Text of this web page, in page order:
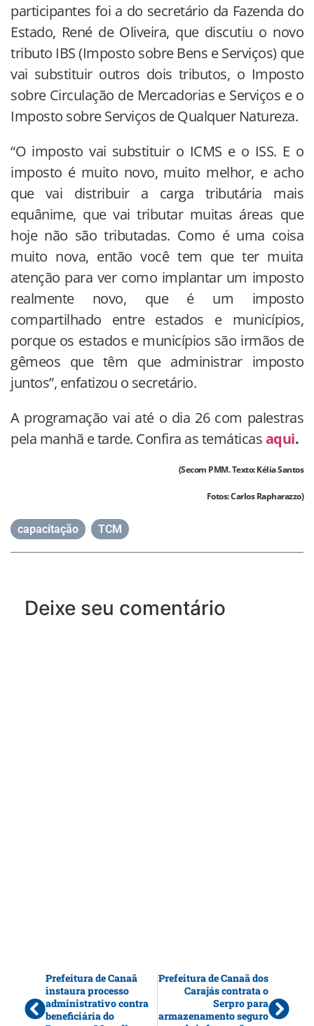
participantes foi a do secretário da Fazenda do
Estado, René de Oliveira, que discutiu o novo
tributo IBS (Imposto sobre Bens e Serviços) que
vai substituir outros dois tributos, o Imposto
sobre Circulação de Mercadorias e Serviços e o
Imposto sobre Serviços de Qualquer Natureza.
“O imposto vai substituir o ICMS e o ISS. E o
imposto é muito novo, muito melhor, e acho
que vai distribuir a carga tributária mais
equânime, que vai tributar muitas áreas que
hoje não são tributadas. Como é uma coisa
muito nova, então você tem que ter muita
atenção para ver como implantar um imposto
realmente novo, que é um imposto
compartilhado entre estados e municípios,
porque os estados e municípios são irmãos de
gêmeos que têm que administrar imposto
juntos”, enfatizou o secretário.
A programação vai até o dia 26 com palestras
pela manhã e tarde. Confira as temáticasaqui.
(Secom PMM. Texto: Kélia Santos
Fotos: Carlos Rapharazzo)
capacitação TCM
Deixe seu comentário
Prefeitura de Canaã
instaura processo
administrativo contra
beneficiária do
Prefeitura de Canaã dos
Carajás contrata o
Serpro para
armazenamento seguro